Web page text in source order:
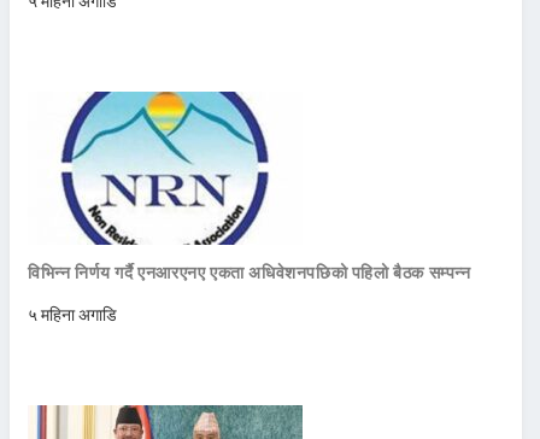
विभिन्न निर्णय गर्दै एनआरएनए एकता अधिवेशनपछिको पहिलो बैठक सम्पन्न
५ महिना अगाडि